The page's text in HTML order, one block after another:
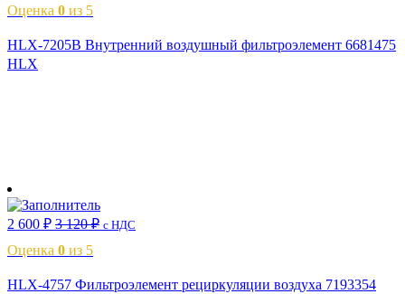
Оценка 0 из 5
HLX-7205B Внутренний воздушный фильтроэлемент 6681475
HLX
2 600 ₽ 3 120₽ с НДС
Оценка 0 из 5
HLX-4757 Фильтроэлемент рециркуляции воздуха 7193354